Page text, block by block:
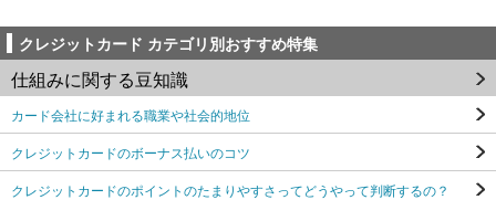
クレジットカード カテゴリ別おすすめ特集
仕組みに関する豆知識
カード会社に好まれる職業や社会的地位
クレジットカードのボーナス払いのコツ
クレジットカードのポイントのたまりやすさってどうやって判断するの？